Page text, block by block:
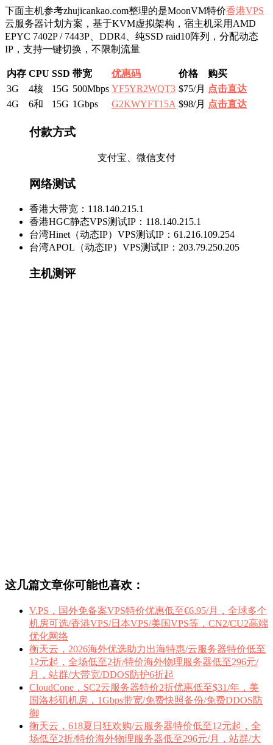
下面主机参考zhujicankao.com整理的是MoonVM特价香港VPS
云服务器计划方案，基于KVM虚拟架构，宿主机采用AMD
EPYC 7402P / 7443P、DDR4、纯SSD raid10阵列，分配动态
IP，支持一键切换，不限制流量
内存 CPU SSD 带宽 优惠码 价格
购买
3G
4核 15G 500Mbps YF5YR2WQT3 $75/月 点击直达
4G
6和 15G 1Gbps G2KWYFT15A $98/月 点击直达
付款方式
支付宝、微信支付
网络测试
香港大带宽：118.140.215.1
香港HGC静态VPS测试IP：118.140.215.1
台湾Hinet（动态IP）VPS测试IP：61.216.109.254
台湾APOL（动态IP）VPS测试IP：203.79.250.205
主机测评
这几篇文章你可能也喜欢：
V.PS，国外免备案VPS特价优惠低至€6.95/月，全球多个
机房可选/香港VPS/日本VPS/美国VPS等，CN2/CU2高端
优化网络
衡天云，2026海外优选助力出海特惠/云服务器特价低至
12元起，全场低至2折/特价海外物理服务器低至296元/
月，站群/大带宽/DDOS防护6折起
CloudCone，SC2云服务器特价2折优惠低至$31/年，美
国洛杉矶机房，1Gbps带宽/免费快照备份/免费DDOS防
御
衡天云，618夏日狂欢购/云服务器特价低至12元起，全
场低至2折/特价海外物理服务器低至296元/月，站群/大